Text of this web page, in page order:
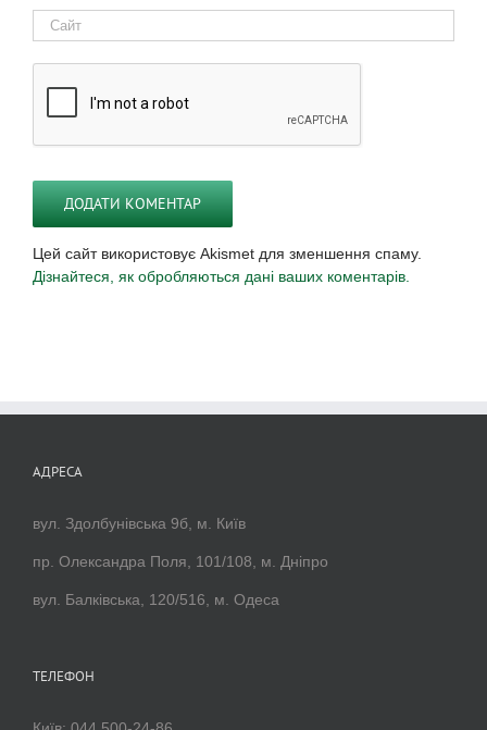
Цей сайт використовує Akismet для зменшення спаму.
Дізнайтеся, як обробляються дані ваших коментарів.
АДРЕСА
вул. Здолбунівська 9б, м. Київ
пр. Олександра Поля, 101/108, м. Дніпро
вул. Балківська, 120/516, м. Одеса
ТЕЛЕФОН